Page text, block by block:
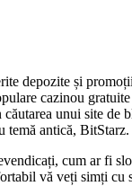
depozite și
cazinou
unui site
temă antică, BitStarz.
cum ar fi
vă veți simți